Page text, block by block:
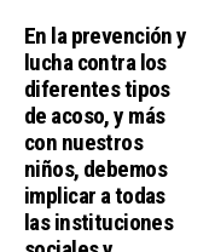
En la prevención y
lucha contra los
diferentes tipos
de acoso, y más
con nuestros
niños, debemos
implicar a todas
las instituciones